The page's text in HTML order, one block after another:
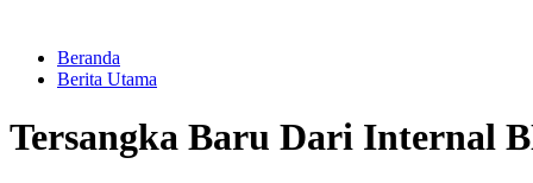
Beranda
Berita Utama
Tersangka Baru Dari Internal